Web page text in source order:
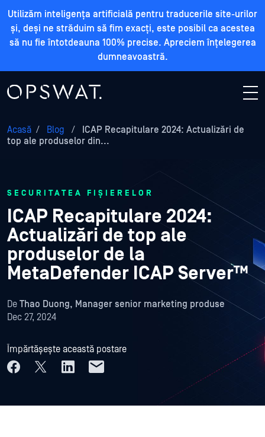
Utilizăm inteligența artificială pentru traducerile site-urilor
și, deși ne străduim să fim exacți, este posibil ca acestea
să nu fie întotdeauna 100% precise. Apreciem înțelegerea
dumneavoastră.
Acasă / Blog /
ICAP Recapitulare 2024: Actualizări de
top ale produselor din...
SECURITATEA FIȘIERELOR
ICAP Recapitulare 2024:
Actualizări de top ale
produselor de la
MetaDefender ICAP Server™
De Thao Duong, Manager senior marketing produse
Dec 27, 2024
Împărtășește această postare